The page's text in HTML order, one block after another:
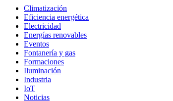
Climatización
Eficiencia energética
Electricidad
Energías renovables
Eventos
Fontanería y gas
Formaciones
Iluminación
Industria
IoT
Noticias